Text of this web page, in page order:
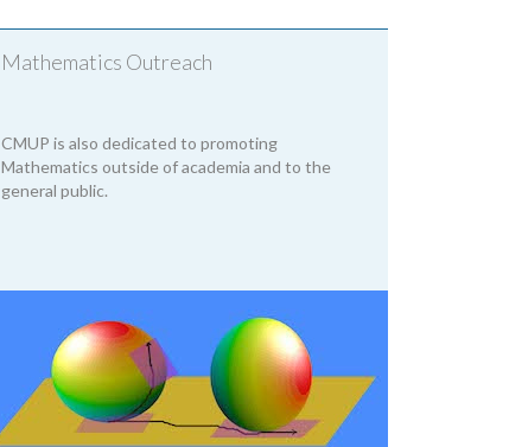
Mathematics Outreach
CMUP is also dedicated to promoting
Mathematics outside of academia and to the
general public.